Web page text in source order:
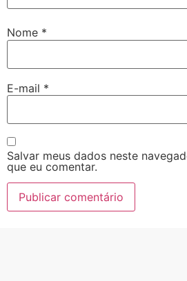
Nome *
E-mail *
Salvar meus dados neste
que eu comentar.